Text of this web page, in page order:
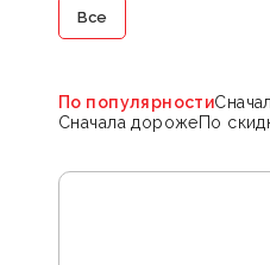
Все
По популярности
Сначала дорожеПо